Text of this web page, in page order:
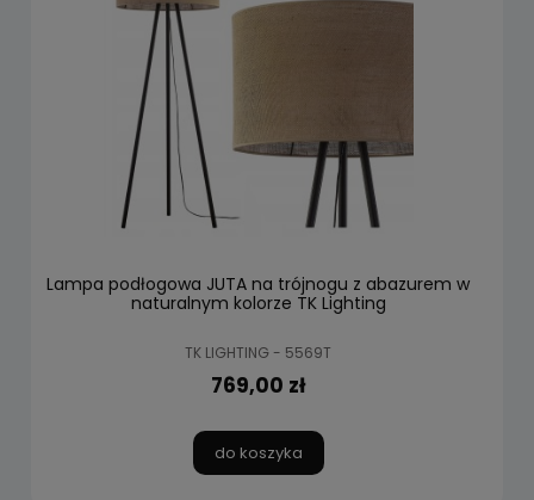
Lampa podłogowa JUTA na trójnogu z abazurem w
naturalnym kolorze TK Lighting
TK LIGHTING - 5569T
769,00 zł
do koszyka